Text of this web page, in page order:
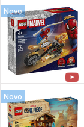
Novo
Novo